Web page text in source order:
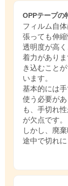
OPPテープの
フィルム自
張っても伸縮
透明度が高
着力があり
き込むこと
います。
基本的には
使う必要が
も、手切れ
が欠点です。
しかし、廃
途中で切れに